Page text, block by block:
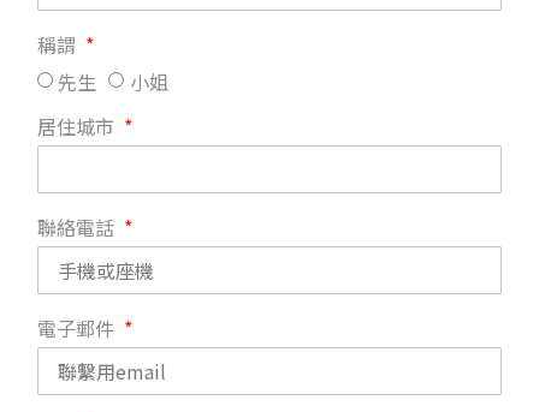
稱謂
先生
小姐
居住城市
聯絡電話
電子郵件